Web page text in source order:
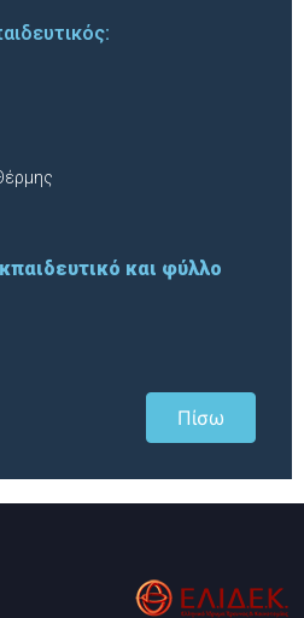
και φύλλο
Πίσω